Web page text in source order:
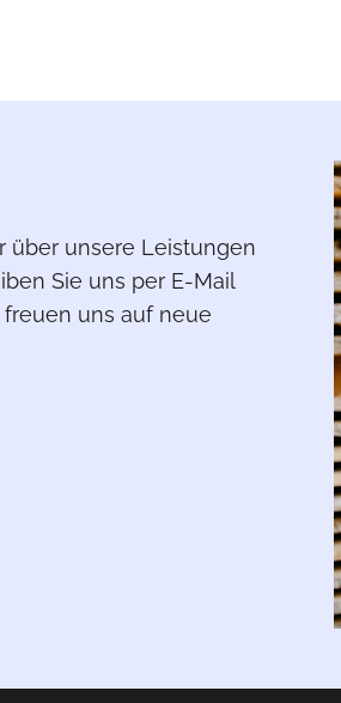
über unsere Leistungen
Sie uns per E-Mail
uns auf neue